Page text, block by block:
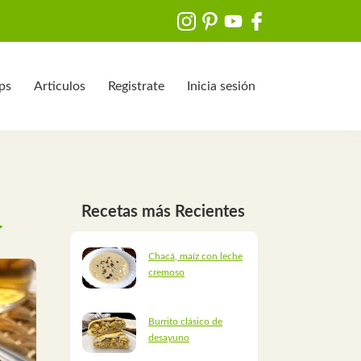
Articulos Registrate Inicia sesión
Recetas más Recientes
Chacá, maíz con leche
cremoso
Burrito clásico de
desayuno